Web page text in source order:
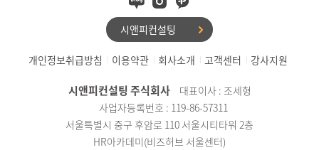
시앤피컨설팅
개인정보취급방침 이용약관 회사소개 고객센터 강사지원
시앤피컨설팅 주식회사
대표이사 : 조세형
사업자등록번호 : 119-86-57311
서울특별시 중구 후암로 110 서울시티타워 2층
HR아카데미(비즈허브 서울센터)